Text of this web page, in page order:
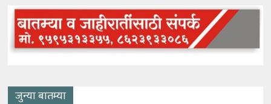
जुन्या बातम्या